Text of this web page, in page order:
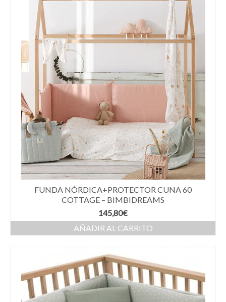
FUNDA NÓRDICA+PROTECTOR CUNA 60
COTTAGE – BIMBIDREAMS
145,80€
AÑADIR AL CARRITO